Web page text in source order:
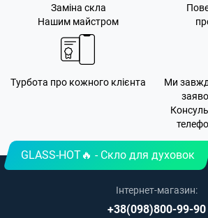
Заміна скла
Нашим майстром
Турбота про кожного клієнта
Ми
GLASS-HOT🔥 - Скло для духовок
Інтернет-магазин:
+38(098)800-99-90